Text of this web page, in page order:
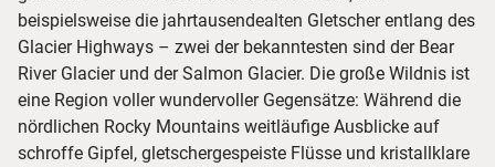
beispielsweise die jahrtausendealten Gletscher entlang des
Glacier Highways – zwei der bekanntesten sind der Bear
River Glacier und der Salmon Glacier. Die große Wildnis ist
eine Region voller wundervoller Gegensätze: Während die
nördlichen Rocky Mountains weitläufige Ausblicke auf
schroffe Gipfel, gletschergespeiste Flüsse und kristallklare